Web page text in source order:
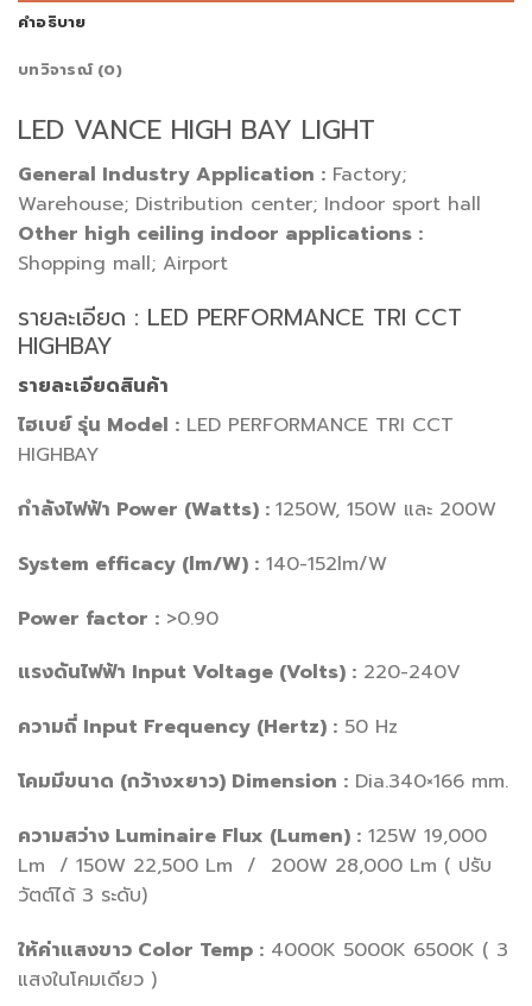
คำอธิบาย
บทวิจารณ์ (0)
LED VANCE HIGH BAY LIGHT
General Industry Application : Factory;
Warehouse; Distribution center; Indoor sport hall
Other high ceiling indoor applications :
Shopping mall; Airport
รายละเอียด : LED PERFORMANCE TRI CCT
HIGHBAY
รายละเอียดสินค้า
ไฮเบย์ รุ่น Model : LED PERFORMANCE TRI CCT
HIGHBAY
กำลังไฟฟ้า Power (Watts) : 1250W, 150W และ 200W
System efficacy (lm/W) : 140-152lm/W
Power factor : >0.90
แรงดันไฟฟ้า Input Voltage (Volts) : 220-240V
ความถี่ Input Frequency (Hertz) : 50 Hz
โคมมีขนาด (กว้างxยาว) Dimension : Dia.340×166 mm.
ความสว่าง Luminaire Flux (Lumen) : 125W 19,000
Lm / 150W 22,500 Lm / 200W 28,000 Lm ( ปรับ
วัตต์ได้ 3 ระดับ)
ให้ค่าแสงขาว Color Temp : 4000K 5000K 6500K ( 3
แสงในโคมเดียว )